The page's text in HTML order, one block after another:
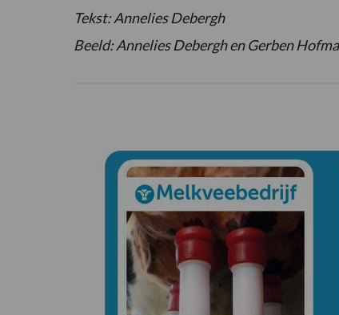
Tekst: Annelies Debergh
Beeld: Annelies Debergh en Gerben